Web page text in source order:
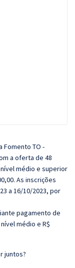
Fomento TO -
a oferta de 48
médio e superior
As inscrições
a 16/10/2023, por
pagamento de
médio e R$
juntos?